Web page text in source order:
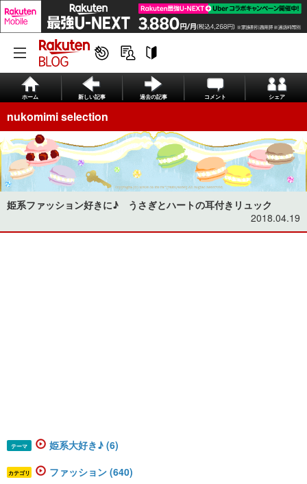
ホーム 新しい記事 過去の記事 コメント シェア
nukomimi selection
姫系ファッション好きに♪ うさぎとハートの耳付きリュック
2018.04.19
テーマ 姫系大好き♪ (6)
カテゴリ ファッション (640)